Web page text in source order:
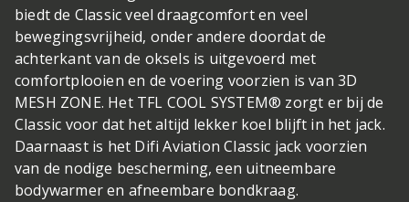
biedt de Classic veel draagcomfort en veel
bewegingsvrijheid, onder andere doordat de
achterkant van de oksels is uitgevoerd met
comfortplooien en de voering voorzien is van 3D
MESH ZONE. Het TFL COOL SYSTEM® zorgt er bij de
Classic voor dat het altijd lekker koel blijft in het jack.
Daarnaast is het Difi Aviation Classic jack voorzien
van de nodige bescherming, een uitneembare
bodywarmer en afneembare bondkraag.